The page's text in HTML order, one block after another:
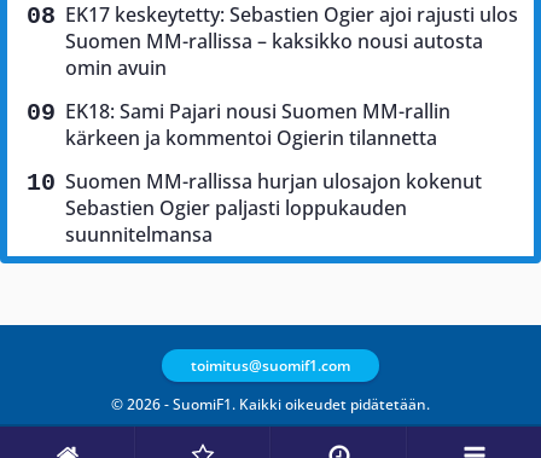
EK17 keskeytetty: Sebastien Ogier ajoi rajusti ulos
Suomen MM-rallissa – kaksikko nousi autosta
omin avuin
EK18: Sami Pajari nousi Suomen MM-rallin
kärkeen ja kommentoi Ogierin tilannetta
Suomen MM-rallissa hurjan ulosajon kokenut
Sebastien Ogier paljasti loppukauden
suunnitelmansa
© 2026 - SuomiF1. Kaikki oikeudet pidätetään.
toimitus@suomif1.com